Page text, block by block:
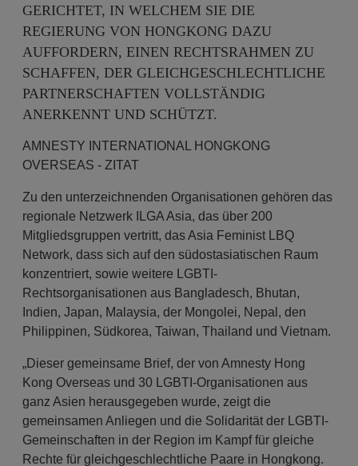
GERICHTET, IN WELCHEM SIE DIE
REGIERUNG VON HONGKONG DAZU
AUFFORDERN, EINEN RECHTSRAHMEN ZU
SCHAFFEN, DER GLEICHGESCHLECHTLICHE
PARTNERSCHAFTEN VOLLSTÄNDIG
ANERKENNT UND SCHÜTZT.
AMNESTY INTERNATIONAL HONGKONG
OVERSEAS - ZITAT
Zu den unterzeichnenden Organisationen gehören das
regionale Netzwerk ILGA Asia, das über 200
Mitgliedsgruppen vertritt, das Asia Feminist LBQ
Network, dass sich auf den südostasiatischen Raum
konzentriert, sowie weitere LGBTI-
Rechtsorganisationen aus Bangladesch, Bhutan,
Indien, Japan, Malaysia, der Mongolei, Nepal, den
Philippinen, Südkorea, Taiwan, Thailand und Vietnam.
„Dieser gemeinsame Brief, der von Amnesty Hong
Kong Overseas und 30 LGBTI-Organisationen aus
ganz Asien herausgegeben wurde, zeigt die
gemeinsamen Anliegen und die Solidarität der LGBTI-
Gemeinschaften in der Region im Kampf für gleiche
Rechte für gleichgeschlechtliche Paare in Hongkong.